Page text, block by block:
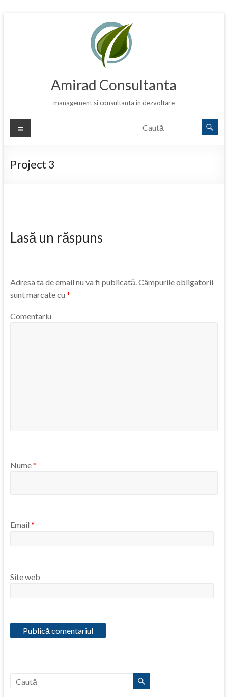
Amirad Consultanta
management si consultanta in dezvoltare
Meniu
Project 3
Lasă un răspuns
Adresa ta de email nu va fi publicată.Câmpurile obligatorii
sunt marcate cu *
Comentariu
Nume*
Email *
Site web